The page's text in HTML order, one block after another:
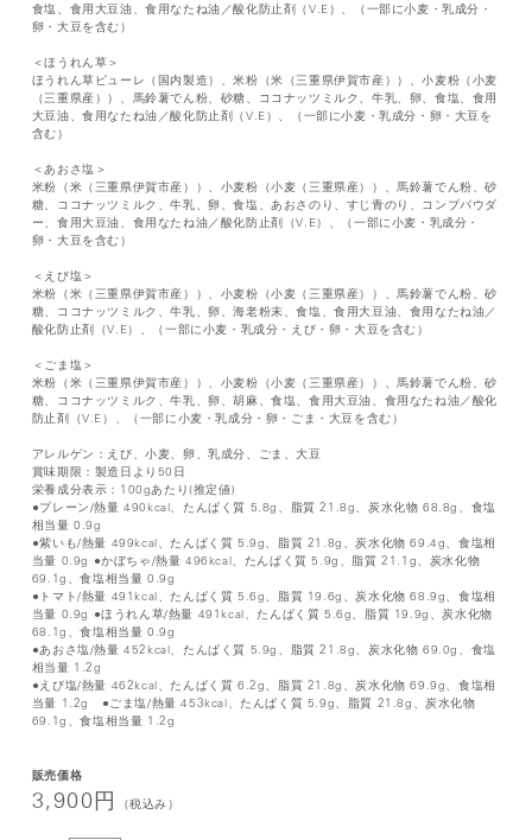
食塩、食用大豆油、食用なたね油／酸化防止剤（V.E）、（一部に小麦・乳成分・
卵・大豆を含む）
＜ほうれん草＞
ほうれん草ピューレ（国内製造）、米粉（米（三重県伊賀市産））、小麦粉（小麦
（三重県産））、馬鈴薯でん粉、砂糖、ココナッツミルク、牛乳、卵、食塩、食用
大豆油、食用なたね油／酸化防止剤（V.E）、（一部に小麦・乳成分・卵・大豆を
含む）
＜あおさ塩＞
米粉（米（三重県伊賀市産））、小麦粉（小麦（三重県産））、馬鈴薯でん粉、砂
糖、ココナッツミルク、牛乳、卵、食塩、あおさのり、すじ青のり、コンブパウダ
ー、食用大豆油、食用なたね油／酸化防止剤（V.E）、（一部に小麦・乳成分・
卵・大豆を含む）
＜えび塩＞
米粉（米（三重県伊賀市産））、小麦粉（小麦（三重県産））、馬鈴薯でん粉、砂
糖、ココナッツミルク、牛乳、卵、海老粉末、食塩、食用大豆油、食用なたね油／
酸化防止剤（V.E）、（一部に小麦・乳成分・えび・卵・大豆を含む）
＜ごま塩＞
米粉（米（三重県伊賀市産））、小麦粉（小麦（三重県産））、馬鈴薯でん粉、砂
糖、ココナッツミルク、牛乳、卵、胡麻、食塩、食用大豆油、食用なたね油／酸化
防止剤（V.E）、（一部に小麦・乳成分・卵・ごま・大豆を含む）
アレルゲン：えび、小麦、卵、乳成分、ごま、大豆
賞味期限：製造日より50日
栄養成分表示：100gあたり(推定値)
●プレーン/熱量 490kcal、たんぱく質 5.8g、脂質 21.8g、炭水化物 68.8g、食塩
相当量 0.9g
●紫いも/熱量 499kcal、たんぱく質 5.9g、脂質 21.8g、炭水化物 69.4g、食塩相
当量 0.9g ●かぼちゃ/熱量 496kcal、たんぱく質 5.9g、脂質 21.1g、炭水化物
69.1g、食塩相当量 0.9g
●トマト/熱量 491kcal、たんぱく質 5.6g、脂質 19.6g、炭水化物 68.9g、食塩相
当量 0.9g ●ほうれん草/熱量 491kcal、たんぱく質 5.6g、脂質 19.9g、炭水化物
68.1g、食塩相当量 0.9g
●あおさ塩/熱量 452kcal、たんぱく質 5.9g、脂質 21.8g、炭水化物 69.0g、食塩
相当量 1.2g
●えび塩/熱量 462kcal、たんぱく質 6.2g、脂質 21.8g、炭水化物 69.9g、食塩相
当量 1.2g ●ごま塩/熱量 453kcal、たんぱく質 5.9g、脂質 21.8g、炭水化物
69.1g、食塩相当量 1.2g
販売価格
3,900円 （税込み）